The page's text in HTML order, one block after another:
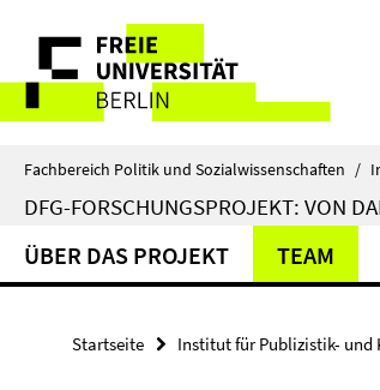
direkt
Inhalt
Service-
Navigation
Fachbereich Politik und Sozialwissenschaften /
DFG-FORSCHUNGSPROJEKT: VON
ÜBER DAS PROJEKT TEAM
Startseite Institut für Publizistik-